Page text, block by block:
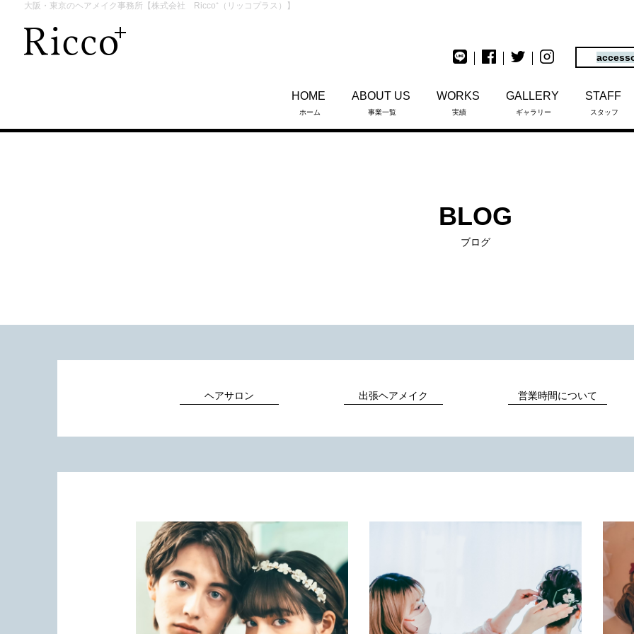
大阪・東京のヘアメイク事務所【株式会社 Ricco⁺（リッコプラス）】
HOME
ホーム
ABOUT US
事業一覧
WORKS
実績
GALLERY
ギャラリー
STAFF
スタッフ
BLOG
ブログ
ヘアサロン 出張ヘアメイク 営業時間について